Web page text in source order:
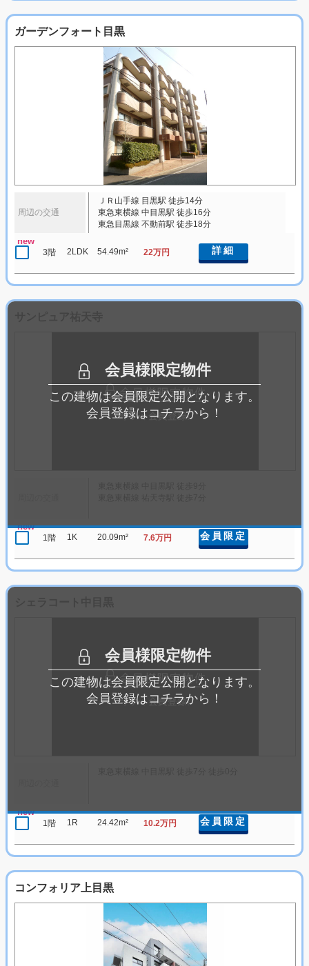
ガーデンフォート目黒
周辺の交通
ＪＲ山手線 目黒駅 徒歩14分
東急東横線 中目黒駅 徒歩16分
東急目黒線 不動前駅 徒歩18分
new
3階 2LDK 54.49m² 22万円 詳細
会員様限定物件
この建物は会員限定公開となります。
会員登録はコチラから！
new
1階 1K 20.09m² 7.6万円 会員限定
会員様限定物件
この建物は会員限定公開となります。
会員登録はコチラから！
new
1階 1R 24.42m² 10.2万円 会員限定
コンフォリア上目黒